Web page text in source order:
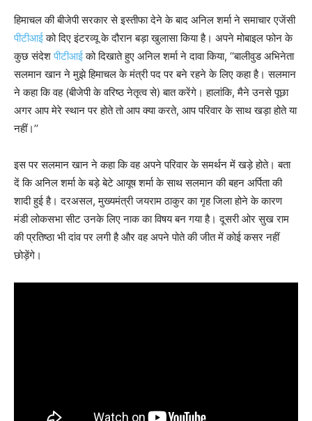
हिमाचल की बीजेपी सरकार से इस्तीफा देने के बाद अनिल शर्मा ने समाचार एजेंसी
पीटीआईको दिए इंटरव्यू के दौरान बड़ा खुलासा किया है। अपने मोबाइल फोन के
कुछ संदेशपीटीआईको दिखाते हुए अनिल शर्मा ने दावा किया, ‘‘बालीवुड अभिनेता
सलमान खान ने मुझे हिमाचल के मंत्री पद पर बने रहने के लिए कहा है। सलमान
ने कहा कि वह (बीजेपी के वरिष्ठ नेतृत्व से) बात करेंगे। हालांकि, मैने उनसे पूछा
अगर आप मेरे स्थान पर होते तो आप क्या करते, आप परिवार के साथ खड़ा होते या
नहीं।’’
इस पर सलमान खान ने कहा कि वह अपने परिवार के समर्थन में खड़े होते। बता
दें कि अनिल शर्मा के बड़े बेटे आयूष शर्मा के साथ सलमान की बहन अर्पिता की
शादी हुई है। दरअसल, मुख्यमंत्री जयराम ठाकुर का गृह जिला होने के कारण
मंडी लोकसभा सीट उनके लिए नाक का विषय बन गया है। दूसरी ओर सुख राम
की प्रतिष्ठा भी दांव पर लगी है और वह अपने पोते की जीत में कोई कसर नहीं
छोड़ेंगे।